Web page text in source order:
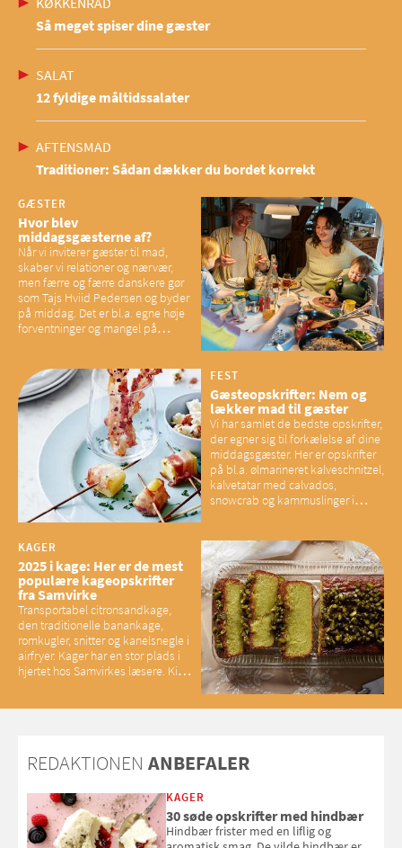
Så meget spiser dine gæster
SALAT
12 fyldige måltidssalater
AFTENSMAD
Traditioner: Sådan dækker du bordet korrekt
GÆSTER
Hvor blev
middagsgæsterne af?
Når vi inviterer gæster til mad,
skaber vi relationer og nærvær,
men færre og færre danskere gør
som Tajs Hviid Pedersen og byder
på middag. Det er bl.a. egne høje
forventninger og mangel på
have konsekvenser for vores
sociale fællesskaber
FEST
Gæsteopskrifter: Nem og
lækker mad til gæster
Vi har samlet de bedste opskrifter,
der egner sig til forkælelse af dine
middagsgæster. Her er opskrifter
på bl.a. ølmarineret kalveschnitzel,
kalvetatar med calvados,
snowcrab og kammuslinger i
KAGER
2025 i kage: Her er de mest
populære kageopskrifter
fra Samvirke
Transportabel citronsandkage,
den traditionelle banankage,
romkugler, snitter og kanelsnegle i
airfryer. Kager har en stor plads i
hjertet hos Samvirkes læsere. Kig
REDAKTIONEN ANBEFALER
KAGER
30 søde opskrifter med hindbær
Hindbær frister med en liflig og